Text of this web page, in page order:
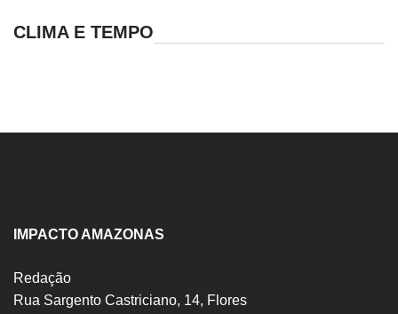
CLIMA E TEMPO
IMPACTO AMAZONAS
Redação
Rua Sargento Castriciano, 14, Flores